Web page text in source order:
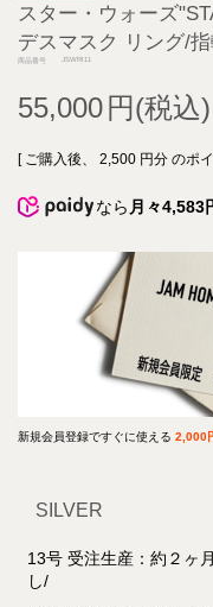
スター・ウォーズ
デスマスク リング/
商品番号 JSWRI11
55,000
[ ご購入後、 2,500 円分 のポ
なら 月々4,583
新規会員登録ですぐに使える 2,000
SILVER
13号 受注生産：約２ヶ
し